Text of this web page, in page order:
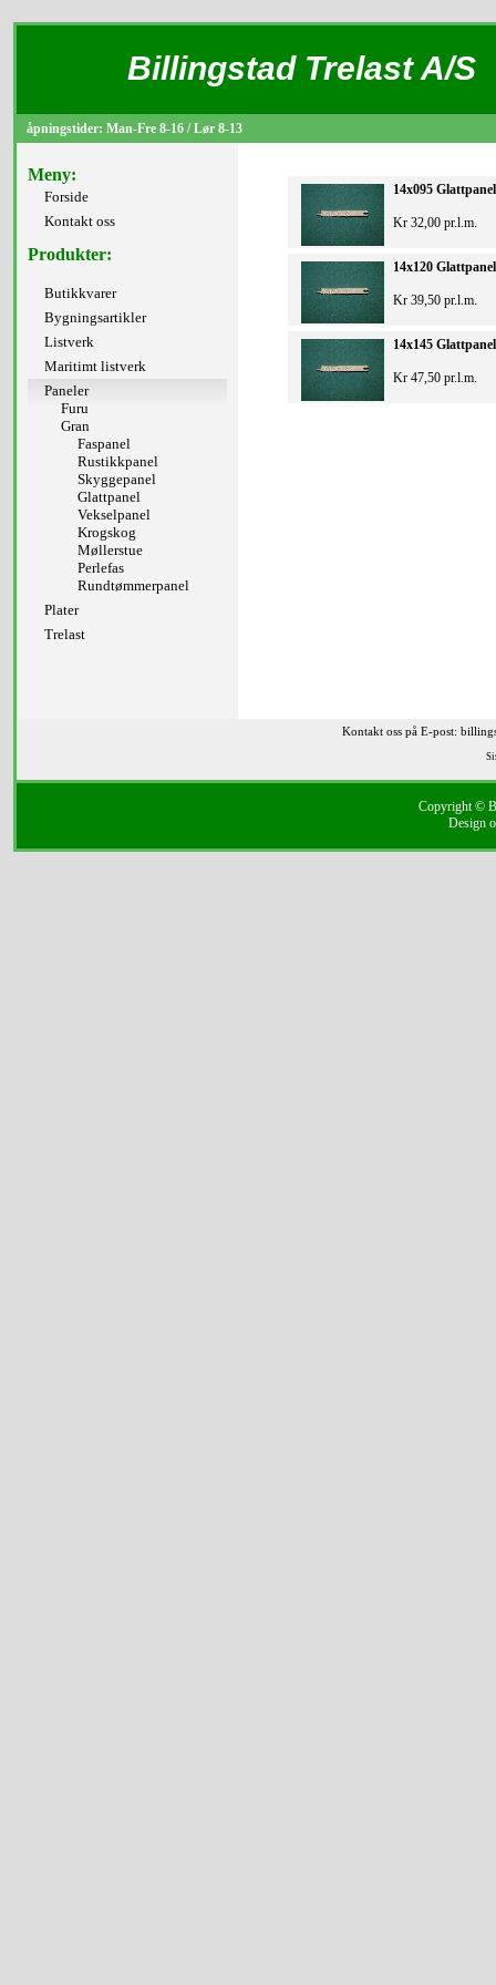
Billingstad Trelast A/S
åpningstider: Man-Fre 8-16 / Lør 8-13
Meny:
Forside
Kontakt oss
Produkter:
Butikkvarer
Bygningsartikler
Listverk
Maritimt listverk
Paneler
Furu
Gran
Faspanel
Rustikkpanel
Skyggepanel
Glattpanel
Vekselpanel
Krogskog
Møllerstue
Perlefas
Rundtømmerpanel
Plater
Trelast
14x095
Kr 32,00 pr.l.m.
14x120
Kr 39,50 pr.l.m.
14x145
Kr 47,50 pr.l.m.
Kontakt oss på E-post:
Copyright ©
Design